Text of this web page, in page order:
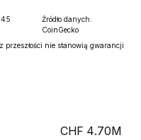
Źródło danych:
CoinGecko
przeszłości nie stanowią gwarancji
4.70M